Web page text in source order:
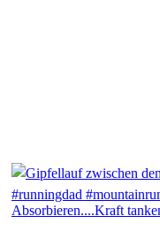
Absorbieren....Kraft